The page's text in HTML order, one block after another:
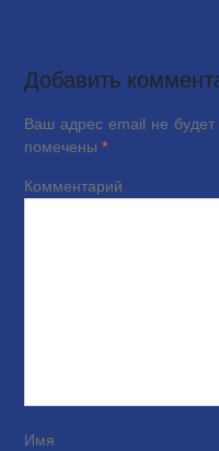
Добавить
Ваш адрес email не будет
помечены *